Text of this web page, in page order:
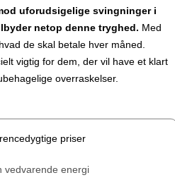
uforudsigelige svingninger i
netop denne tryghed. Med
de skal betale hver måned.
vigtig for dem, der vil have et klart
overraskelser.
vedvarende energi